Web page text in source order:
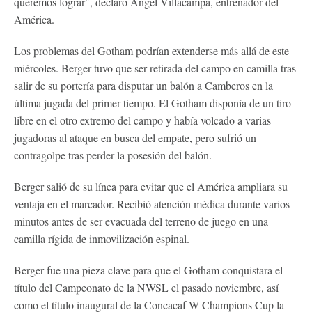
América.
Los problemas del Gotham podrían extenderse más allá de este
miércoles. Berger tuvo que ser retirada del campo en camilla tras
salir de su portería para disputar un balón a Camberos en la
última jugada del primer tiempo. El Gotham disponía de un tiro
libre en el otro extremo del campo y había volcado a varias
jugadoras al ataque en busca del empate, pero sufrió un
contragolpe tras perder la posesión del balón.
Berger salió de su línea para evitar que el América ampliara su
ventaja en el marcador. Recibió atención médica durante varios
minutos antes de ser evacuada del terreno de juego en una
camilla rígida de inmovilización espinal.
Berger fue una pieza clave para que el Gotham conquistara el
título del Campeonato de la NWSL el pasado noviembre, así
como el título inaugural de la Concacaf W Champions Cup la